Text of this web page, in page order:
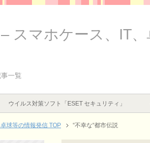
スマホケース、IT、
事一覧
ウイルス対策ソフト「ESET セキュリティ」
球等の情報発信 TOP “不幸な“都市伝説